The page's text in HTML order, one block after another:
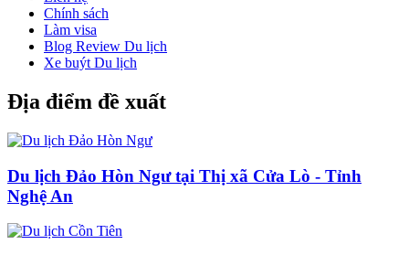
Chính sách
Làm visa
Blog Review Du lịch
Xe buýt Du lịch
Địa điểm đề xuất
Du lịch Đảo Hòn Ngư tại Thị xã Cửa Lò - Tỉnh
Nghệ An